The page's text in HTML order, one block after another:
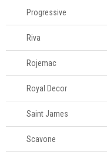
Progressive
Riva
Rojemac
Royal Decor
Saint James
Scavone